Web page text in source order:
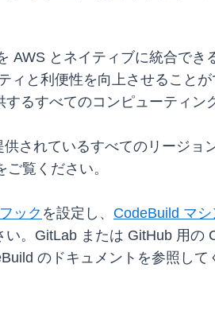
AWS とネイティブに統合で
ィと利便性を向上させること
るすべてのコンピューティン
されているすべてのリージョ
ご覧ください。
ック を設定し、 CodeBuild マ
い。GitLab または GitHub 用の
のドキュメントを参照して